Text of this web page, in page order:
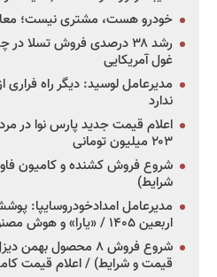
خودرو هست، مشتری نیست؛
رشد ۳۸ درصدی فروش تسلا
غول آمریکایی
مدیرعامل لوسید: دیگر راه
ندارد
۲۰۳ میلیون تومانی
شرایط)
اربعین ۱۴۰۵ / «یارا» و هوش مصنوعی به خدمت زائران آمد
قیمت و شرایط) / اعلام قیمت کامیونت